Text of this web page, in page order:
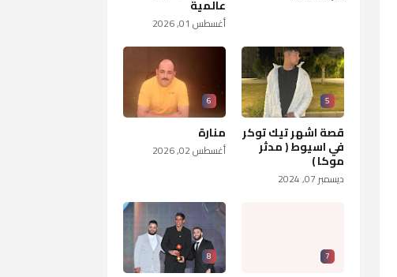
عالمية
أغسطس 01, 2026
5
قصة اشهر تيك توكر
في اسيوط ( مدثر
موكا )
ديسمبر 07, 2024
6
منارة
أغسطس 02, 2026
7
8